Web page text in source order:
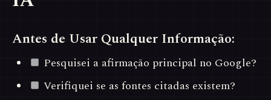
Antes de Usar Qualquer Informação:
Pesquisei a afirmação principal no Google?
Verifiquei se as fontes citadas existem?